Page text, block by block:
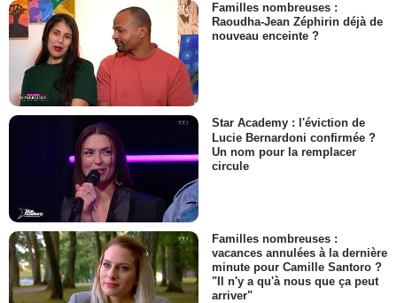
Familles nombreuses :
Raoudha-Jean Zéphirin déjà de
nouveau enceinte ?
Star Academy : l'éviction de
Lucie Bernardoni confirmée ?
Un nom pour la remplacer
circule
Familles nombreuses :
vacances annulées à la dernière
minute pour Camille Santoro ?
"Il n'y a qu'à nous que ça peut
arriver"